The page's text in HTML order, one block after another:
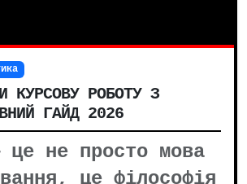
КУРСОВУ РОБОТУ З
ГАЙД 2026
це не просто мова
це філософія